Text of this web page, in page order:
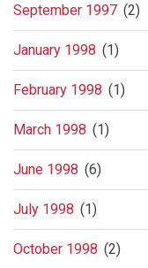
September 1997 (2)
January 1998 (1)
February 1998 (1)
March 1998 (1)
June 1998 (6)
July 1998 (1)
October 1998 (2)